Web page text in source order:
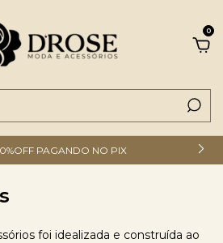
0
PAGANDO NO PIX
foi idealizada e construída ao